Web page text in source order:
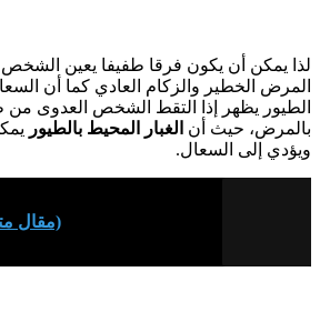
لذا يمكن أن يكون فرقا طفيفا يعين الشخص
المرض الخطير والزكام العادي كما أن السعال
الطيور يظهر إذا التقط الشخص العدوى من
بالمرض، حيث أن الغبار المحيط بالطيور
ويؤدي إلى السعال.
(مقال